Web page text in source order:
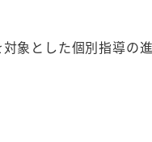
象とした個別指導の進